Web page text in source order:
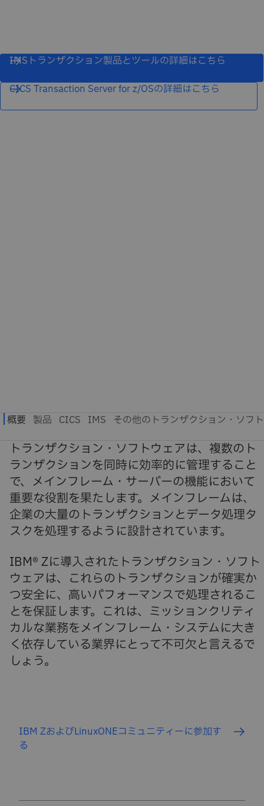
IMSトランザクション製品とツールの詳細はこちら
CICS Transaction Server for z/OSの詳細はこちら
トランザクション・ソフトウェアは、複数のト
ランザクションを同時に効率的に管理すること
で、メインフレーム・サーバーの機能において
重要な役割を果たします。メインフレームは、
企業の大量のトランザクションとデータ処理タ
スクを処理するように設計されています。
IBM® Zに導入されたトランザクション・ソフト
ウェアは、これらのトランザクションが確実か
つ安全に、高いパフォーマンスで処理されるこ
とを保証します。これは、ミッションクリティ
カルな業務をメインフレーム・システムに大き
く依存している業界にとって不可欠と言えるで
しょう。
IBM ZおよびLinuxONEコミュニティーに参加す
る